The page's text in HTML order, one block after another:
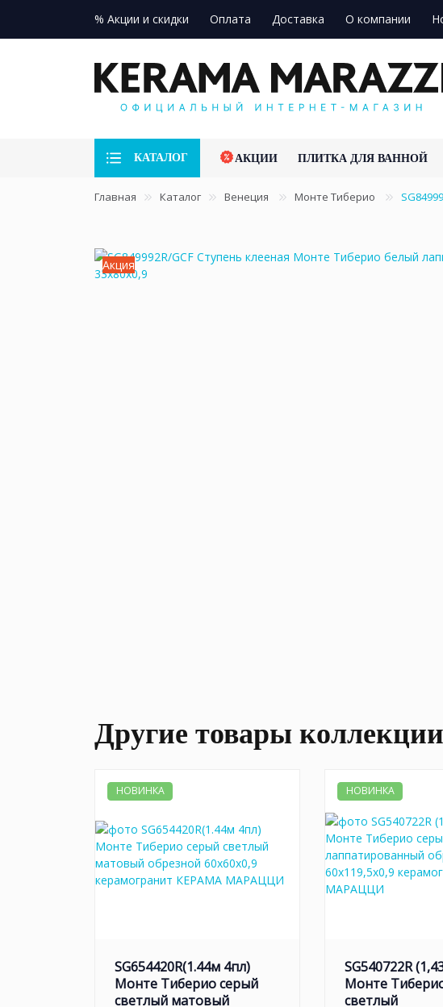
% Акции и скидки Оплата Доставка О компании
КАТАЛОГ АКЦИИ ПЛИТКА ДЛЯ ВАННОЙ
Главная Каталог Венеция Монте Тиберио
Акция
Другие товары коллекции
НОВИНКА
SG654420R(1.44м 4пл)
Монте Тиберио серый
светлый матовый
НОВИНКА
SG540722R
Монте
светлый